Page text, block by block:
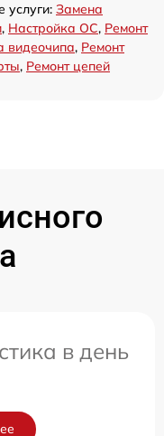
услуги: Замена
, Настройка ОС, Ремонт
видеочипа, Ремонт
, Ремонт цепей
в день